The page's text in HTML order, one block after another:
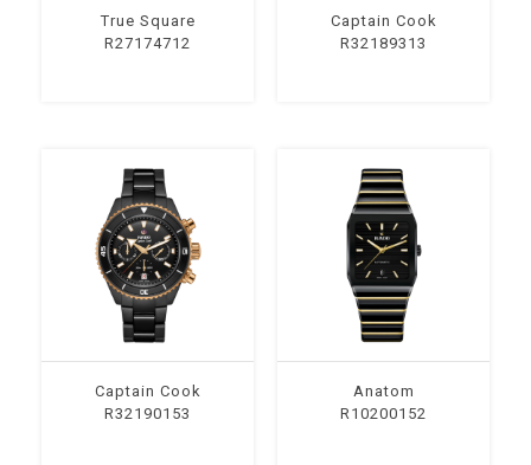
True Square
R27174712
Captain Cook
R32189313
Captain Cook
R32190153
Anatom
R10200152